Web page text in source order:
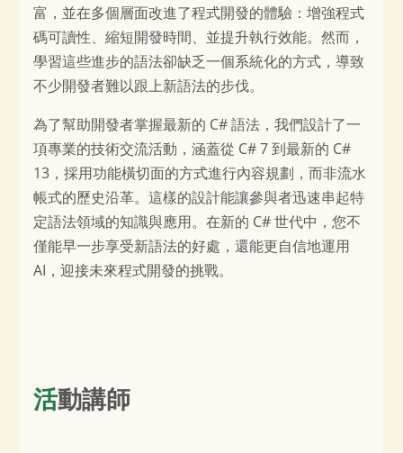
富，並在多個層面改進了程式開發的體驗：增強程式
碼可讀性、縮短開發時間、並提升執行效能。然而，
學習這些進步的語法卻缺乏一個系統化的方式，導致
不少開發者難以跟上新語法的步伐。
為了幫助開發者掌握最新的 C# 語法，我們設計了一
項專業的技術交流活動，涵蓋從 C# 7 到最新的 C#
13，採用功能橫切面的方式進行內容規劃，而非流水
帳式的歷史沿革。這樣的設計能讓參與者迅速串起特
定語法領域的知識與應用。在新的 C# 世代中，您不
僅能早一步享受新語法的好處，還能更自信地運用
AI，迎接未來程式開發的挑戰。
活動講師